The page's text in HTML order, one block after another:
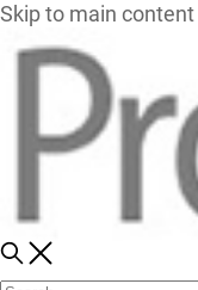
Skip to main content